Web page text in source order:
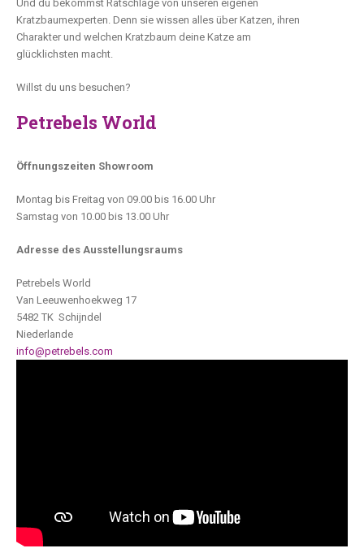
Und du bekommst Ratschläge von unseren eigenen
Kratzbaumexperten. Denn sie wissen alles über Katzen, ihren
Charakter und welchen Kratzbaum deine Katze am
glücklichsten macht.
Willst du uns besuchen?
Petrebels World
Öffnungszeiten Showroom
Montag bis Freitag von 09.00 bis 16.00 Uhr
Samstag von 10.00 bis 13.00 Uhr
Adresse des Ausstellungsraums
Petrebels World
Van Leeuwenhoekweg 17
5482 TK Schijndel
Niederlande
info@petrebels.com